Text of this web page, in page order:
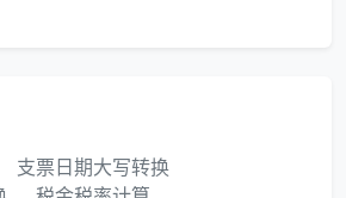
支票日期大写转换